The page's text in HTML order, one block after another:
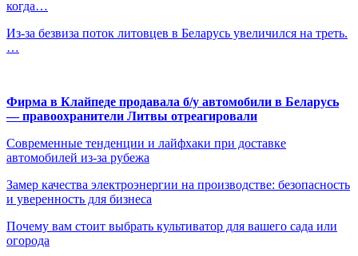
когда…
Из-за безвиза поток литовцев в Беларусь увеличился на треть.
…
Фирма в Клайпеде продавала б/у автомобили в Беларусь
— правоохранители Литвы отреагировали
Современные тенденции и лайфхаки при доставке
автомобилей из-за рубежа
Замер качества электроэнергии на производстве: безопасность
и уверенность для бизнеса
Почему вам стоит выбрать культиватор для вашего сада или
огорода